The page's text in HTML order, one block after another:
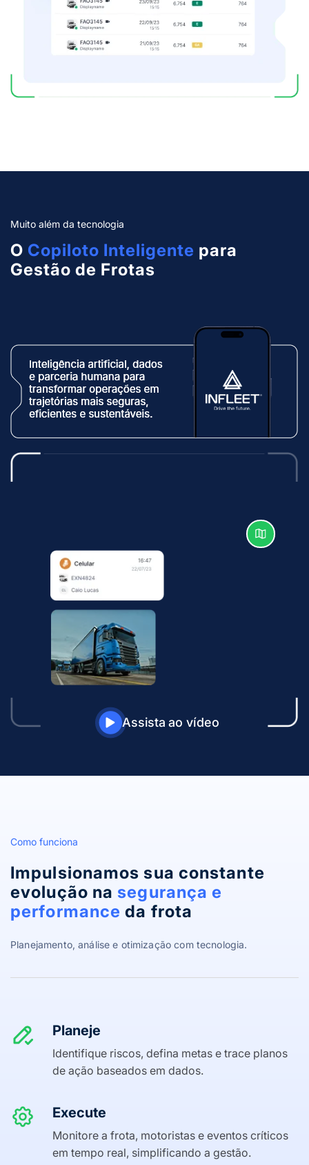
Muito além da tecnologia
O Copiloto Inteligente para
Gestão de Frotas
Assista ao vídeo
Como funciona
Impulsionamos sua constante
evolução na segurança e
performance da frota
Planejamento, análise e otimização com tecnologia.
Planeje
Identifique riscos, defina metas e trace planos
de ação baseados em dados.
Execute
Monitore a frota, motoristas e eventos críticos
em tempo real, simplificando a gestão.